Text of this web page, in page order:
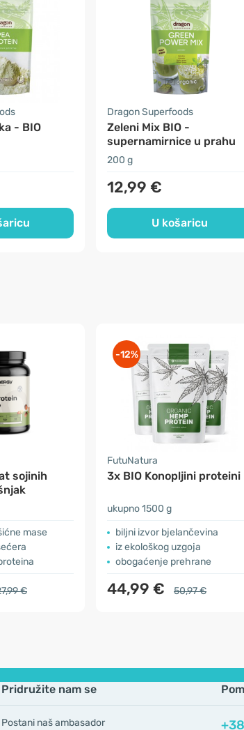
- BIO
Dragon Superfoods
Zeleni Mix BIO -
supernamirnice u prahu
200 g
12,99 €
U košaricu
sojinih
mase
€
-12%
FutuNatura
3x BIO Konopljini proteini
ukupno 1500 g
biljni izvor bjelančevina
iz ekološkog uzgoja
obogaćenje prehrane
44,99 € 50,97 €
Pridružite nam se
Postani naš ambasador